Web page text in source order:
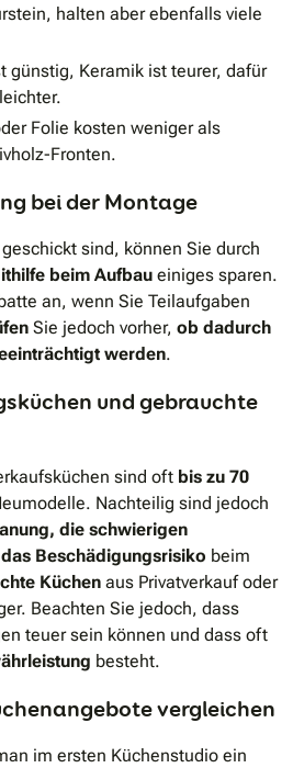
halten aber ebenfalls viele
günstig, Keramik ist teurer, dafür
Folie kosten weniger als
Fronten.
bei der Montage
sind, können Sie durch
beim Aufbau einiges sparen.
an, wenn Sie Teilaufgaben
Sie jedoch vorher, ob dadurch
werden.
und gebrauchte
sind oft bis zu 70
Nachteilig sind jedoch
die schwierigen
Beschädigungsrisiko beim
Küchen aus Privatverkauf oder
Beachten Sie jedoch, dass
teuer sein können und dass oft
besteht.
vergleichen
im ersten Küchenstudio ein